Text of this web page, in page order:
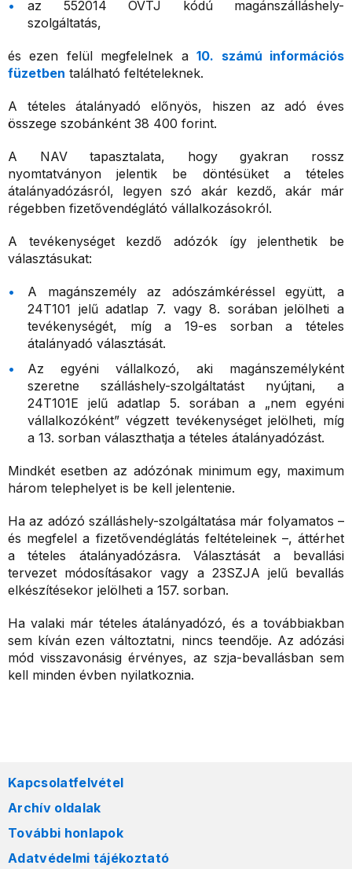
az 552014 ÖVTJ kódú magánszálláshely-
szolgáltatás,
és ezen felül megfelelnek a10. számú információs
füzetben található feltételeknek.
A tételes átalányadó előnyös, hiszen az adó éves
összege szobánként 38 400 forint.
A NAV tapasztalata, hogy gyakran rossz
nyomtatványon jelentik be döntésüket a tételes
átalányadózásról, legyen szó akár kezdő, akár már
régebben fizetővendéglátó vállalkozásokról.
A tevékenységet kezdő adózók így jelenthetik be
választásukat:
A magánszemély az adószámkéréssel együtt, a
24T101 jelű adatlap 7. vagy 8. sorában jelölheti a
tevékenységét, míg a 19-es sorban a tételes
átalányadó választását.
Az egyéni vállalkozó, aki magánszemélyként
szeretne szálláshely-szolgáltatást nyújtani, a
24T101E jelű adatlap 5. sorában a „nem egyéni
vállalkozóként” végzett tevékenységet jelölheti, míg
a 13. sorban választhatja a tételes átalányadózást.
Mindkét esetben az adózónak minimum egy, maximum
három telephelyet is be kell jelentenie.
Ha az adózó szálláshely-szolgáltatása már folyamatos –
és megfelel a fizetővendéglátás feltételeinek –, áttérhet
a tételes átalányadózásra. Választását a bevallási
tervezet módosításakor vagy a 23SZJA jelű bevallás
elkészítésekor jelölheti a 157. sorban.
Ha valaki már tételes átalányadózó, és a továbbiakban
sem kíván ezen változtatni, nincs teendője. Az adózási
mód visszavonásig érvényes, az szja-bevallásban sem
kell minden évben nyilatkoznia.
Kapcsolatfelvétel
Archív oldalak
További honlapok
Adatvédelmi tájékoztató